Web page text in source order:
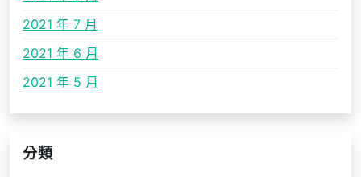
2021 年 7 月
2021 年 6 月
2021 年 5 月
分類